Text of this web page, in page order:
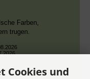
Farben,
trugen.
Cookies und